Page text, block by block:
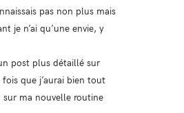
pas non plus mais
je n’ai qu’une envie, y
post plus détaillé sur
que j’aurai bien tout
ma nouvelle routine